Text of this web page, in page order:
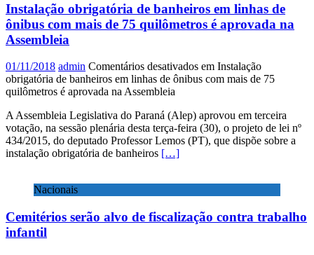
Instalação obrigatória de banheiros em linhas de
ônibus com mais de 75 quilômetros é aprovada na
Assembleia
01/11/2018 admin Comentários desativados em Instalação
obrigatória de banheiros em linhas de ônibus com mais de 75
quilômetros é aprovada na Assembleia
A Assembleia Legislativa do Paraná (Alep) aprovou em terceira
votação, na sessão plenária desta terça-feira (30), o projeto de lei nº
434/2015, do deputado Professor Lemos (PT), que dispõe sobre a
instalação obrigatória de banheiros […]
Nacionais
Cemitérios serão alvo de fiscalização contra trabalho
infantil